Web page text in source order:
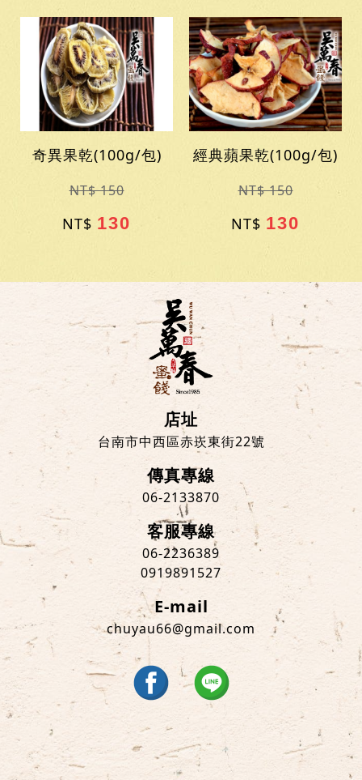
奇異果乾(100g/包)
NT$ 150
NT$ 130
經典蘋果乾(100g/包)
NT$ 150
NT$ 130
店址
台南市中西區赤崁東街22號
傳真專線
06-2133870
客服專線
06-2236389
0919891527
E-mail
chuyau66@gmail.com